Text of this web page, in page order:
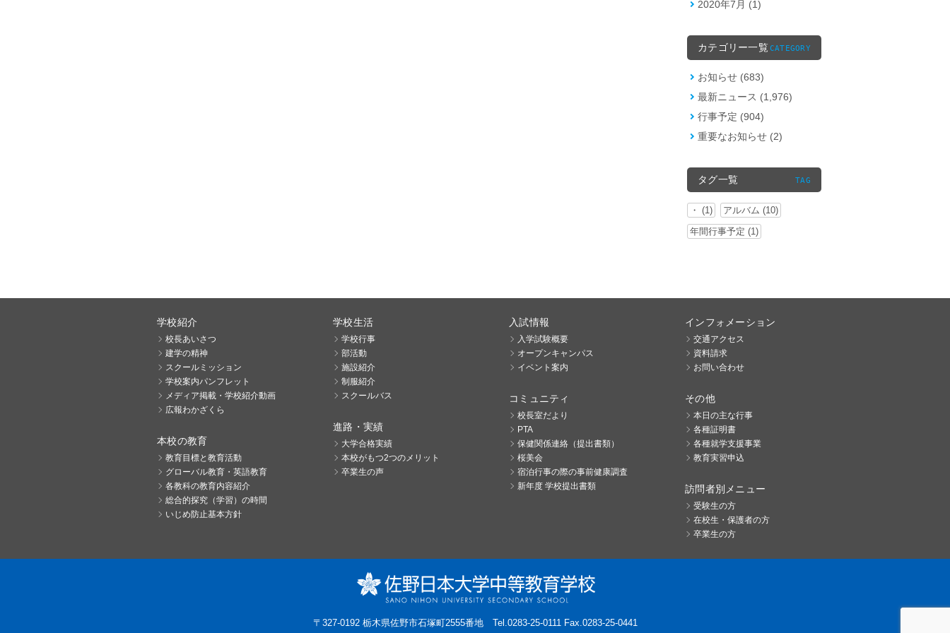
2020年7月 (1)
カテゴリー一覧 CATEGORY
お知らせ (683)
最新ニュース (1,976)
行事予定 (904)
重要なお知らせ (2)
タグ一覧 TAG
・ (1)
アルバム (10)
年間行事予定 (1)
学校紹介
校長あいさつ
建学の精神
スクールミッション
学校案内パンフレット
メディア掲載・学校紹介動画
広報わかざくら
本校の教育
教育目標と教育活動
グローバル教育・英語教育
各教科の教育内容紹介
総合的探究（学習）の時間
いじめ防止基本方針
学校生活
学校行事
部活動
施設紹介
制服紹介
スクールバス
進路・実績
大学合格実績
本校がもつ2つのメリット
卒業生の声
入試情報
入学試験概要
オープンキャンパス
イベント案内
コミュニティ
校長室だより
PTA
保健関係連絡（提出書類）
桜美会
宿泊行事の際の事前健康調査
新年度 学校提出書類
インフォメーション
交通アクセス
資料請求
お問い合わせ
その他
本日の主な行事
各種証明書
各種就学支援事業
教育実習申込
訪問者別メニュー
受験生の方
在校生・保護者の方
卒業生の方
〒327-0192 栃木県佐野市石塚町2555番地 Tel.0283-25-0111 Fax.0283-25-0441